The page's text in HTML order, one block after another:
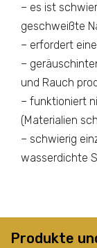
– es ist
geschweißte
– erfordert
–
und Rauch
– funktioniert
(Materialien
– schwierig
wasserdichte
Produkte